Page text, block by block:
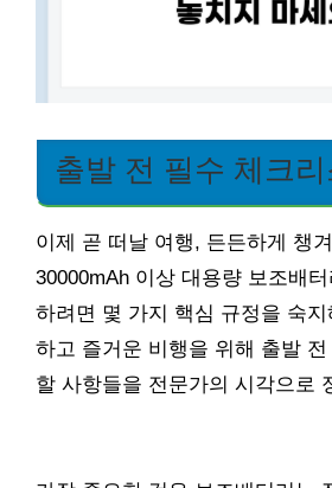
출발 전 필수 체크리
이제 곧 떠날 여행, 든든하게 챙
30000mAh 이상 대용량 보조배
하려면 몇 가지 핵심 규정을 숙
하고 즐거운 비행을 위해 출발
할 사항들을 전문가의 시각으로